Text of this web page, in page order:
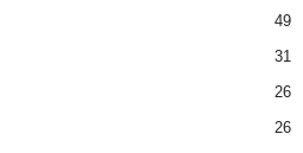
49
31
26
26